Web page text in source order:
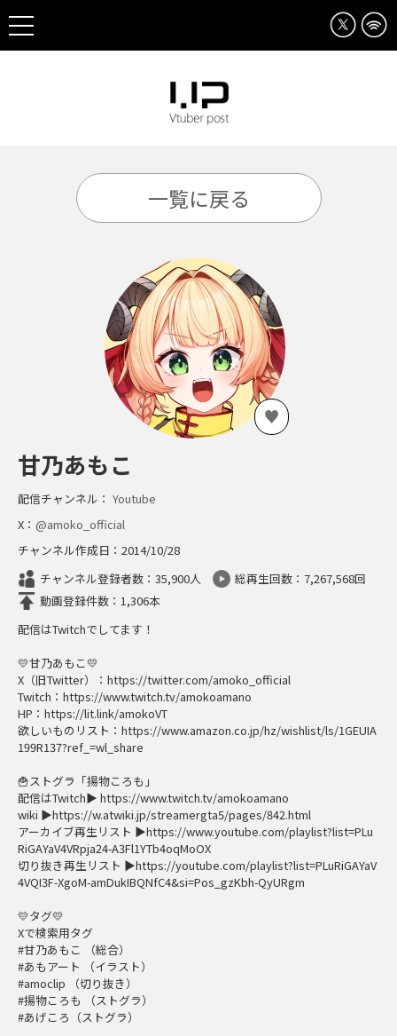
一覧に戻る
甘乃あもこ
配信チャンネル： Youtube
X： @amoko_official
チャンネル作成日：2014/10/28
チャンネル登録者数：35,900人
総再生回数：7,267,568回
動画登録件数：1,306本
配信はTwitchでしてます！
💛甘乃あもこ💛
X（旧Twitter）：https://twitter.com/amoko_official
Twitch：https://www.twitch.tv/amokoamano
HP：https://lit.link/amokoVT
欲しいものリスト：https://www.amazon.co.jp/hz/wishlist/ls/1GEUIA
199R137?ref_=wl_share
🍟ストグラ「揚物ころも」
配信はTwitch▶ https://www.twitch.tv/amokoamano
wiki ▶https://w.atwiki.jp/streamergta5/pages/842.html
アーカイブ再生リスト ▶https://www.youtube.com/playlist?list=PLu
RiGAYaV4VRpja24-A3Fl1YTb4oqMoOX
切り抜き再生リスト ▶https://youtube.com/playlist?list=PLuRiGAYaV
4VQI3F-XgoM-amDukIBQNfC4&si=Pos_gzKbh-QyURgm
💛タグ💛
Xで検索用タグ
#甘乃あもこ （総合）
#あもアート （イラスト）
#amoclip （切り抜き）
#揚物ころも （ストグラ）
#あげころ（ストグラ）